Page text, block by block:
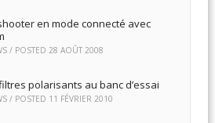
en mode connecté avec
/ POSTED 28 AOÛT 2008
polarisants au banc d’essai
/ POSTED 11 FÉVRIER 2010